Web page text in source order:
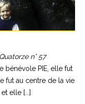
n° 57
bénévole PIE, elle fut
fut au centre de la vie
elle [...]